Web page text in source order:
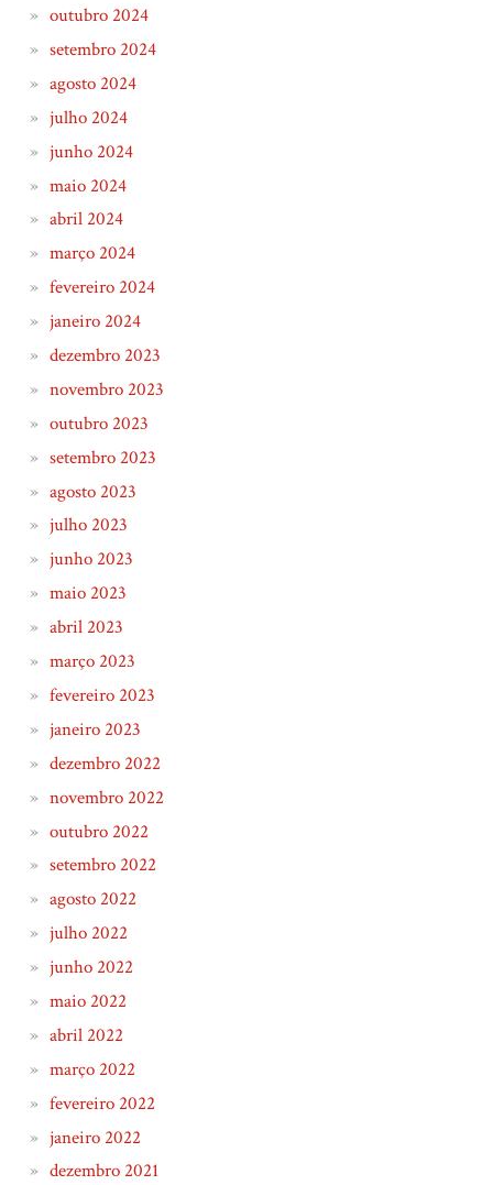
outubro 2024
setembro 2024
agosto 2024
julho 2024
junho 2024
maio 2024
abril 2024
março 2024
fevereiro 2024
janeiro 2024
dezembro 2023
novembro 2023
outubro 2023
setembro 2023
agosto 2023
julho 2023
junho 2023
maio 2023
abril 2023
março 2023
fevereiro 2023
janeiro 2023
dezembro 2022
novembro 2022
outubro 2022
setembro 2022
agosto 2022
julho 2022
junho 2022
maio 2022
abril 2022
março 2022
fevereiro 2022
janeiro 2022
dezembro 2021